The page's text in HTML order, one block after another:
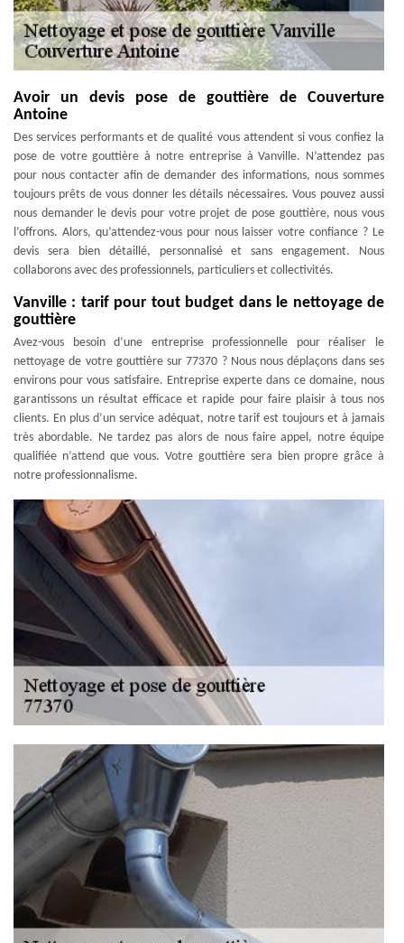
Avoir un devis pose de gouttière de Couverture
Antoine
Des services performants et de qualité vous attendent si vous confiez la
pose de votre gouttière à notre entreprise à Vanville. N’attendez pas
pour nous contacter afin de demander des informations, nous sommes
toujours prêts de vous donner les détails nécessaires. Vous pouvez aussi
nous demander le devis pour votre projet de pose gouttière, nous vous
l’offrons. Alors, qu’attendez-vous pour nous laisser votre confiance ? Le
devis sera bien détaillé, personnalisé et sans engagement. Nous
collaborons avec des professionnels, particuliers et collectivités.
Vanville : tarif pour tout budget dans le nettoyage de
gouttière
Avez-vous besoin d’une entreprise professionnelle pour réaliser le
nettoyage de votre gouttière sur 77370 ? Nous nous déplaçons dans ses
environs pour vous satisfaire. Entreprise experte dans ce domaine, nous
garantissons un résultat efficace et rapide pour faire plaisir à tous nos
clients. En plus d’un service adéquat, notre tarif est toujours et à jamais
très abordable. Ne tardez pas alors de nous faire appel, notre équipe
qualifiée n’attend que vous. Votre gouttière sera bien propre grâce à
notre professionnalisme.